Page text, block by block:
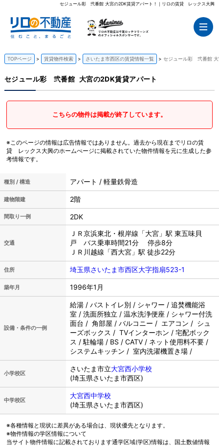
セジュール彩 弐番館 大宮の2DK賃貸アパート！｜リロの賃貸 レックス大興
TOPページ 賃貸物件検索 さいたま市西区の賃貸情報一覧 セジュール彩 弐番館 大
セジュール彩 弐番館 大宮の2DK賃貸アパート
こちらの物件は掲載が終了しています。
※このページの情報は広告情報ではありません。過去から現在までリロの賃
貸 レックス大興のホームぺージに掲載されていた物件情報を元に生成した参
考情報です。
種別 / 構造 アパート / 軽量鉄骨造
建物階建 2階
間取り一例 2DK
交通
ＪＲ京浜東北・根岸線「大宮」駅 東五味貝
戸 バス乗車時間21分 停歩8分
ＪＲ川越線「西大宮」駅 徒歩22分
住所 埼玉県さいたま市西区大字指扇523-1
築年月 1996年1月
設備・条件の一例
給湯 / バストイレ別 / シャワー / 追焚機能浴
室 / 洗面所独立 / 温水洗浄便座 / シャワー付洗
面台 / 角部屋 / バルコニー / エアコン / シュ
ーズボックス / TVインターホン / 宅配ボック
ス / 駐輪場 / BS / CATV / ネット使用料不要 /
システムキッチン / 室内洗濯機置き場 /
小学校区
さいたま市立大宮西小学校
(埼玉県さいたま市西区)
中学校区
大宮西中学校
(埼玉県さいたま市西区)
※各種情報と現状に差異がある場合は、現状優先となります。
※物件情報の学区情報について
当サイト物件情報に記載されております通学区域(学区)情報は、国土数値情報